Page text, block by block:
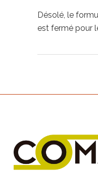
Désolé, le
est fermé pour